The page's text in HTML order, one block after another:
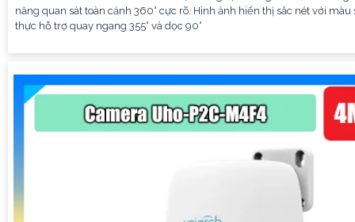
năng quan sát toàn cảnh 360° cực rõ. Hình ảnh hiển thị sắc nét với màu
thực hỗ trợ quay ngang 355° và dọc 90°